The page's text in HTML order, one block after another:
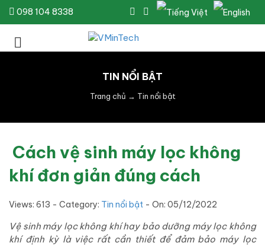
098 104 8338
TIN NỔI BẬT
Trang chủ → Tin nổi bật
Cách vệ sinh máy lọc không
khí đơn giản đúng cách
Views: 613 - Category: Tin nổi bật - On: 05/12/2022
Vệ sinh máy lọc không khí hay bảo dưỡng máy lọc không
khí định kỳ là việc rất cần thiết để đảm bảo máy lọc